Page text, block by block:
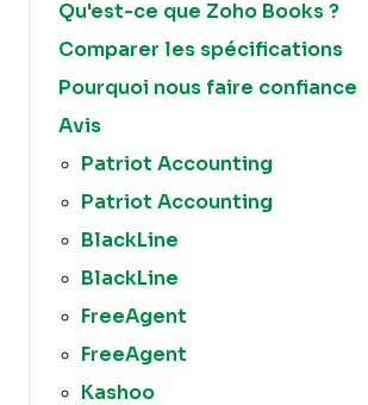
Qu'est-ce que Zoho Books ?
Comparer les spécifications
Pourquoi nous faire confiance
Avis
Patriot Accounting
Patriot Accounting
BlackLine
BlackLine
FreeAgent
FreeAgent
Kashoo